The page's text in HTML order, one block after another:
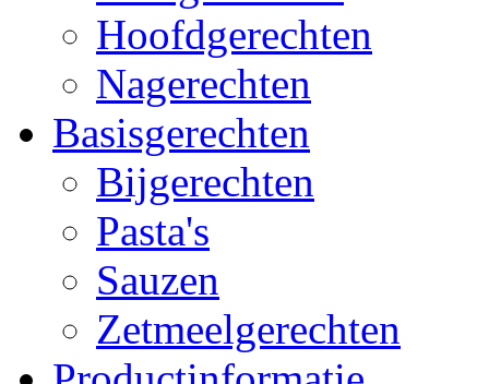
Hoofdgerechten
Nagerechten
Basisgerechten
Bijgerechten
Pasta's
Sauzen
Zetmeelgerechten